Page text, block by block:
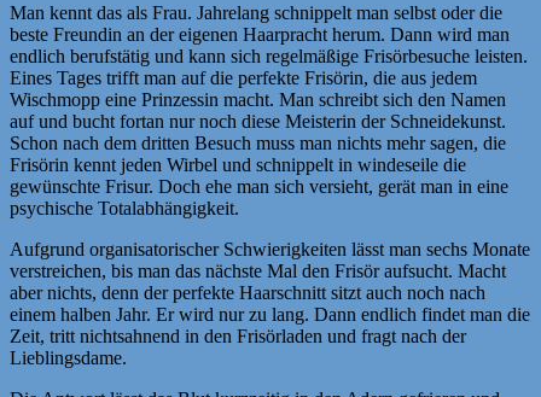
Man kennt das als Frau. Jahrelang schnippelt man selbst oder die
beste Freundin an der eigenen Haarpracht herum. Dann wird man
endlich berufstätig und kann sich regelmäßige Frisörbesuche leisten.
Eines Tages trifft man auf die perfekte Frisörin, die aus jedem
Wischmopp eine Prinzessin macht. Man schreibt sich den Namen
auf und bucht fortan nur noch diese Meisterin der Schneidekunst.
Schon nach dem dritten Besuch muss man nichts mehr sagen, die
Frisörin kennt jeden Wirbel und schnippelt in windeseile die
gewünschte Frisur. Doch ehe man sich versieht, gerät man in eine
psychische Totalabhängigkeit.
Aufgrund organisatorischer Schwierigkeiten lässt man sechs Monate
verstreichen, bis man das nächste Mal den Frisör aufsucht. Macht
aber nichts, denn der perfekte Haarschnitt sitzt auch noch nach
einem halben Jahr. Er wird nur zu lang. Dann endlich findet man die
Zeit, tritt nichtsahnend in den Frisörladen und fragt nach der
Lieblingsdame.